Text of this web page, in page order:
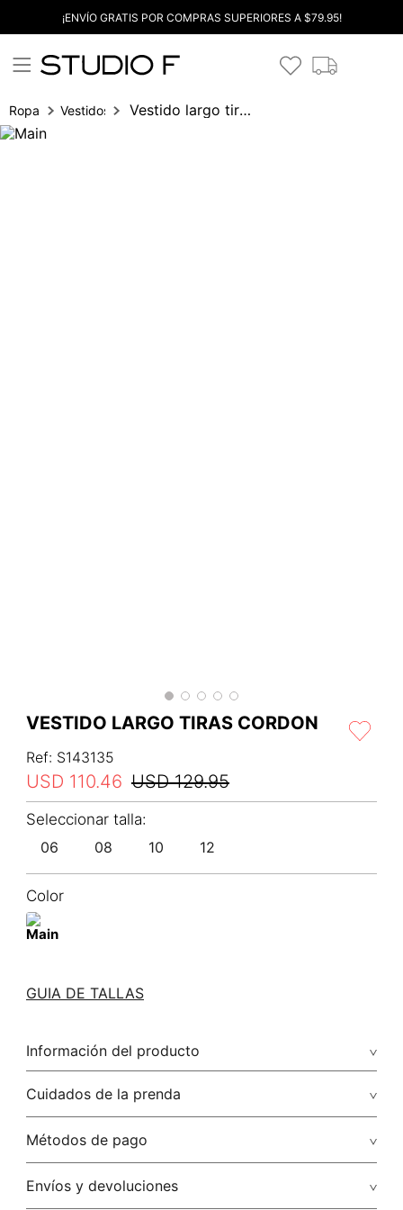
¡ENVÍO GRATIS POR COMPRAS SUPERIORES A $79.95!
Ropa Vestidos Vestido largo tiras cordon
VESTIDO LARGO TIRAS CORDON
Ref: S143135
USD 129.95
USD 110.46
06 08 10 12
Color
GUIA DE TALLAS
Información del producto
100.00% rayón/rayon
Cuidados de la prenda
Lavar a mano por separado / no dejar en remojo / no
Métodos de pago
Tarjetas de crédito: Visa, Dinners, Master Card y American
Envíos y devoluciones